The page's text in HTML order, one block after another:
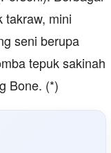
takraw, mini
seni berupa
tepuk sakinah
Bone. (*)